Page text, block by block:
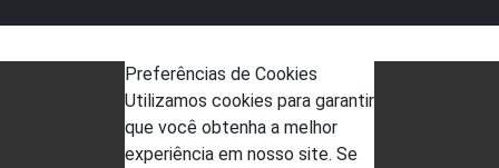
Preferências de Cookies
Utilizamos cookies para garantir
que você obtenha a melhor
experiência em nosso site. Se